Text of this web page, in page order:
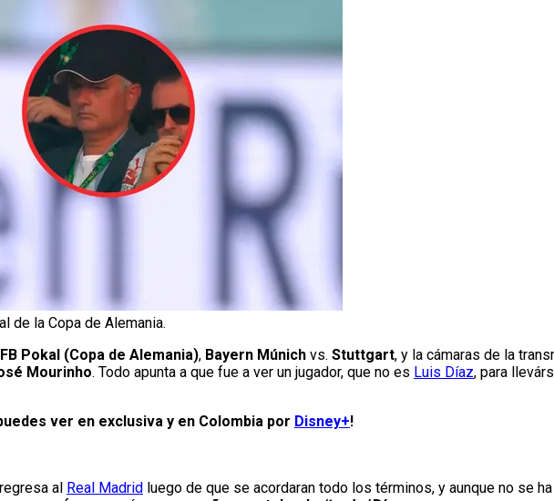
de la Copa de Alemania.
Pokal (Copa de Alemania), Bayern Múnich vs. Stuttgart, y la cámaras de la
Mourinho. Todo apunta a que fue a ver un jugador, que no es Luis Díaz, para
ver en exclusiva y en Colombia por Disney+!
al Real Madrid luego de que se acordaran todo los términos, y aunque no se